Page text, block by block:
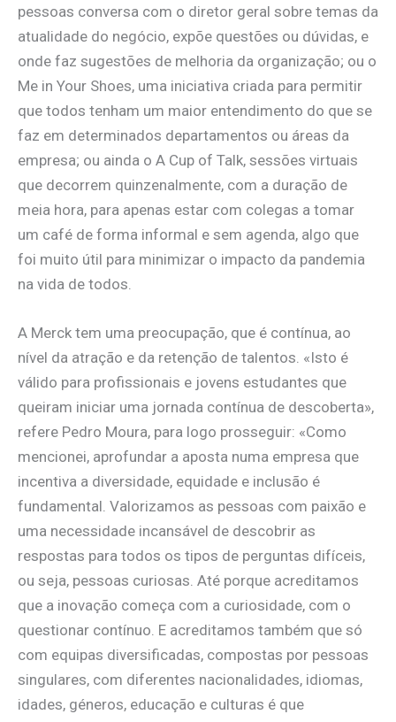
pessoas conversa com o diretor geral sobre temas da
atualidade do negócio, expõe questões ou dúvidas, e
onde faz sugestões de melhoria da organização; ou o
Me in Your Shoes, uma iniciativa criada para permitir
que todos tenham um maior entendimento do que se
faz em determinados departamentos ou áreas da
empresa; ou ainda o A Cup of Talk, sessões virtuais
que decorrem quinzenalmente, com a duração de
meia hora, para apenas estar com colegas a tomar
um café de forma informal e sem agenda, algo que
foi muito útil para minimizar o impacto da pandemia
na vida de todos.
A Merck tem uma preocupação, que é contínua, ao
nível da atração e da retenção de talentos. «Isto é
válido para profissionais e jovens estudantes que
queiram iniciar uma jornada contínua de descoberta»,
refere Pedro Moura, para logo prosseguir: «Como
mencionei, aprofundar a aposta numa empresa que
incentiva a diversidade, equidade e inclusão é
fundamental. Valorizamos as pessoas com paixão e
uma necessidade incansável de descobrir as
respostas para todos os tipos de perguntas difíceis,
ou seja, pessoas curiosas. Até porque acreditamos
que a inovação começa com a curiosidade, com o
questionar contínuo. E acreditamos também que só
com equipas diversificadas, compostas por pessoas
singulares, com diferentes nacionalidades, idiomas,
idades, géneros, educação e culturas é que